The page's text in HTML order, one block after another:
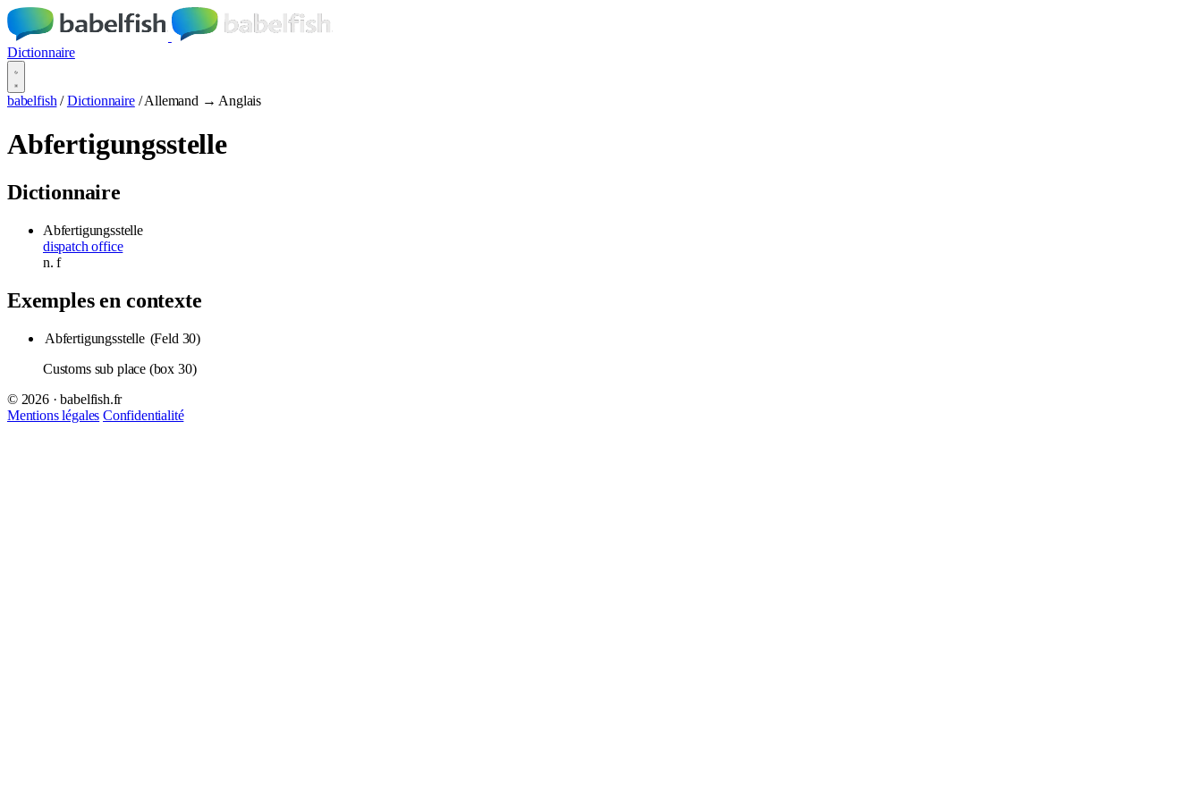
Dictionnaire
babelfish / Dictionnaire / Allemand → Anglais
Abfertigungsstelle
Dictionnaire
Abfertigungsstelle
dispatch office
n.f
Exemples en contexte
Abfertigungsstelle (Feld 30)
Customs sub place (box 30)
© 2026 · babelfish.fr
Mentions légales Confidentialité